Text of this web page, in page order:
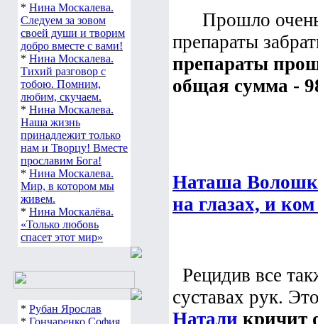
* Нина Москалева.
Следуем за зовом
своей души и творим
добро вместе с вами!
* Нина Москалева.
Тихий разговор с
тобою. Помним,
любим, скучаем.
* Нина Москалева.
Наша жизнь
принадлежит только
нам и Творцу! Вместе
прославим Бога!
* Нина Москалева.
Мир, в котором мы
живем.
* Нина Москалёва.
«Только любовь
спасет этот мир»
* Рубан Ярослав
* Гончаренко София
Прошло очень
препараты
препараты
общая сумма -
Наташа
на глазах, и
Рецидив все
суставах рук.
Натали кричит